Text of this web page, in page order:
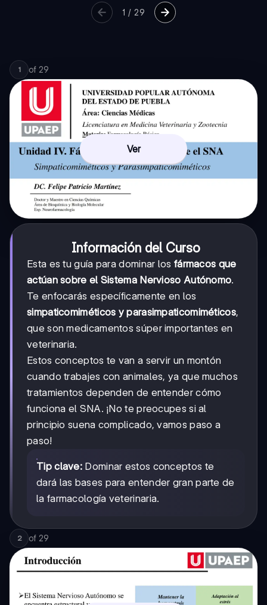
1 / 29
1 of 29
Ver
Información del Curso
Esta es tu guía para dominar los fármacos que
actúan sobre el Sistema Nervioso Autónomo.
Te enfocarás específicamente en los
simpaticomiméticos y parasimpaticomiméticos,
que son medicamentos súper importantes en
veterinaria.
Estos conceptos te van a servir un montón
cuando trabajes con animales, ya que muchos
tratamientos dependen de entender cómo
funciona el SNA. ¡No te preocupes si al
principio suena complicado, vamos paso a
paso!
Tip clave: Dominar estos conceptos te
dará las bases para entender gran parte de
la farmacología veterinaria.
2 of 29